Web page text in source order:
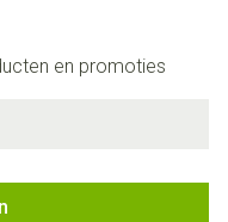
en promoties